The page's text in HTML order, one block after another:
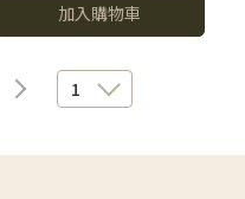
加入購物車
1